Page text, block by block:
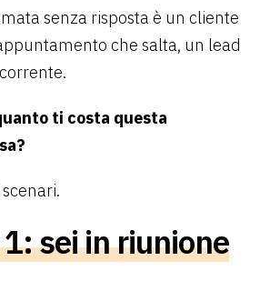
senza risposta è un cliente
che salta, un lead
ti costa questa
sei in riunione